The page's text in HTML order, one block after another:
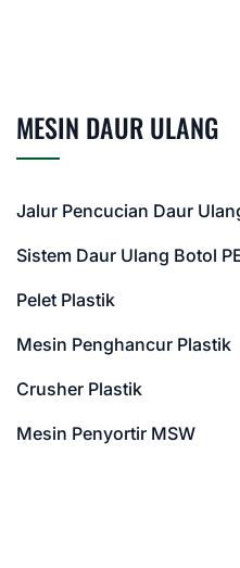
MESIN DAUR ULANG
Jalur Pencucian Daur
Sistem Daur Ulang Botol
Pelet Plastik
Mesin Penghancur Plastik
Crusher Plastik
Mesin Penyortir MSW